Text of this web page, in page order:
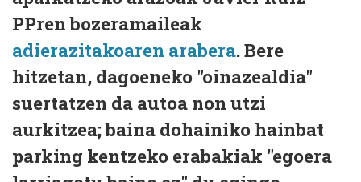
PPren bozeramaileak
adierazitakoaren arabera. Bere
hitzetan, dagoeneko "oinazealdia"
suertatzen da autoa non utzi
aurkitzea; baina dohainiko hainbat
parking kentzeko erabakiak "egoera